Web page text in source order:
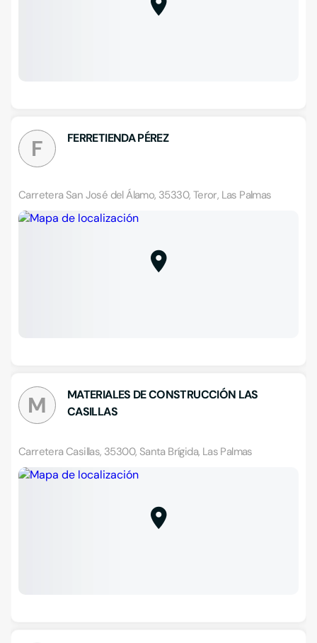
F FERRETIENDA PÉREZ
Carretera San José del Álamo, 35330, Teror, Las Palmas
M
MATERIALES DE CONSTRUCCIÓN LAS
CASILLAS
Carretera Casillas, 35300, Santa Brígida, Las Palmas